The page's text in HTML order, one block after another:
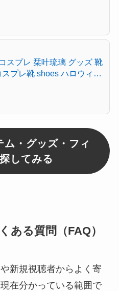
スプレ 栞叶琉璃 グッズ 靴
スプレ靴 shoes ハロウィン
・グッズ・フィ
してみる
ある質問（FAQ）
新規視聴者からよく寄
在分かっている範囲で